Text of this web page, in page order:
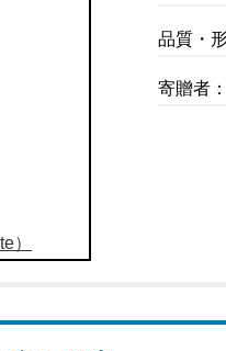
）
品質・
寄贈者